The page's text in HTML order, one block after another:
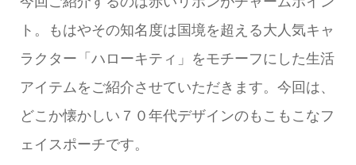
ト。もはやその知名度は国境を超える大人気キャ
ラクター「ハローキティ」をモチーフにした生活
アイテムをご紹介させていただきます。今回は、
どこか懐かしい７０年代デザインのもこもこなフ
ェイスポーチです。